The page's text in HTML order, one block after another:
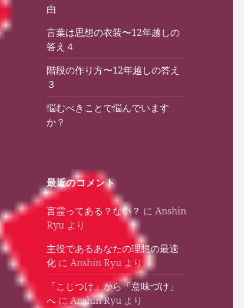
由
言葉は思想の衣装〜12年越しの
答え４
階段の作り方〜12年越しの答え
３
悩むべきことで悩んでいます
か？
最近のコメント
言霊ってある？ない？ にAnshin
Ryu より
主役であるあなたの理想の最適
化 にAnshin Ryu より
「こじつけ」から「意味づけ」
へ にAnshin Ryu より